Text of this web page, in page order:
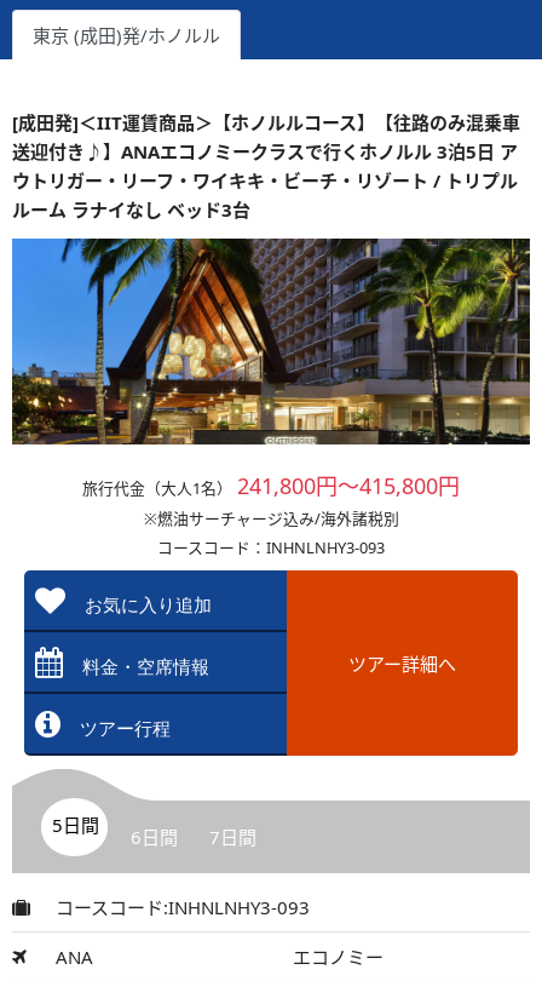
東京 (成田)発/ホノルル
[成田発]＜IIT運賃商品＞【ホノルルコース】【往路のみ混乗車
送迎付き♪】ANAエコノミークラスで行くホノルル 3泊5日 ア
ウトリガー・リーフ・ワイキキ・ビーチ・リゾート / トリプル
ルーム ラナイなし ベッド3台
旅行代金（大人1名） 241,800円～415,800円
※燃油サーチャージ込み/海外諸税別
コースコード：INHNLNHY3-093
お気に入り追加
料金・空席情報
ツアー行程
ツアー詳細へ
5日間 6日間 7日間
コースコード:INHNLNHY3-093
ANA エコノミー